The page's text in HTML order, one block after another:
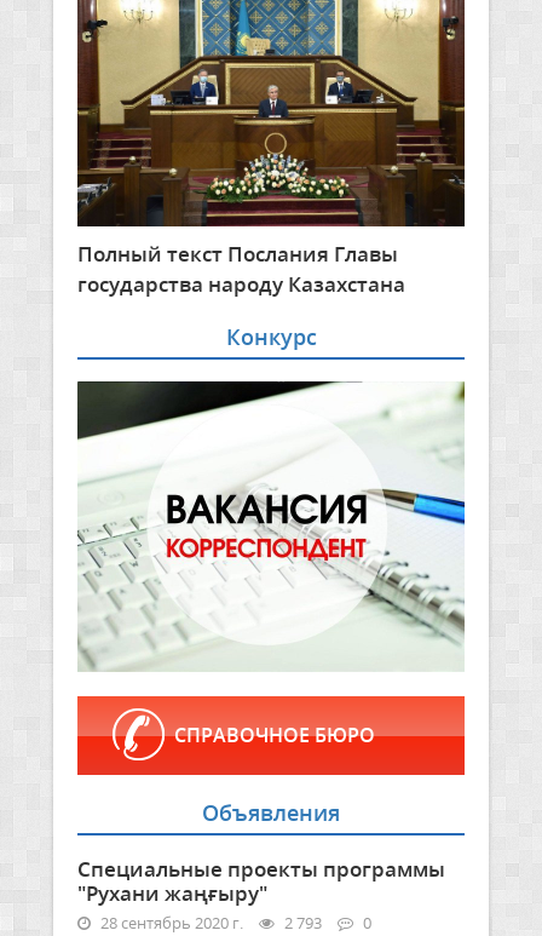
Полный текст Послания Главы
государства народу Казахстана
Конкурс
СПРАВОЧНОЕ БЮРО
Объявления
Специальные проекты программы
"Рухани жаңғыру"
28 сентябрь 2020 г. 2 793 0